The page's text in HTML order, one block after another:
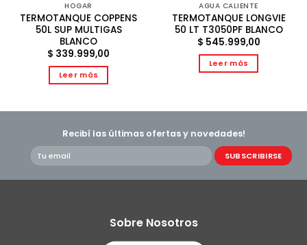
HOGAR
TERMOTANQUE COPPENS
50L SUP MULTIGAS
BLANCO
$ 339.999,00
Leer más
AGUA CALIENTE
TERMOTANQUE LONGVIE
50 LT T3050PF BLANCO
$ 545.999,00
Leer más
Recibí las últimas ofertas y novedades!
Sobre Nosotros